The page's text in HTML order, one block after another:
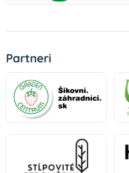
Partneri